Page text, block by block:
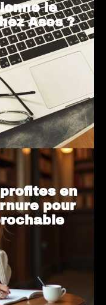
le
Asos ?
en
pour